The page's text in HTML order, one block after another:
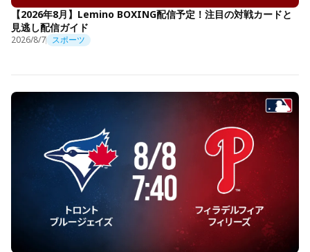
【2026年8月】Lemino BOXING配信予定！注目の対戦カードと
見逃し配信ガイド
2026/8/7 スポーツ